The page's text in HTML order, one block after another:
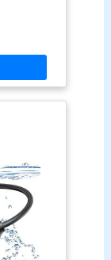
sans
ne
pour
natation
IPX8
oreilles
pour
Open-
12h &
de